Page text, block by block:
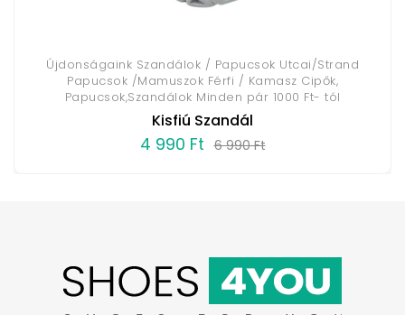
Újdonságaink Szandálok / Papucsok Utcai/Strand
Papucsok /Mamuszok Férfi / Kamasz Cipők,
Papucsok,Szandálok Minden pár 1000 Ft- tól
Kisfiú Szandál
4 990 Ft 6 990 Ft